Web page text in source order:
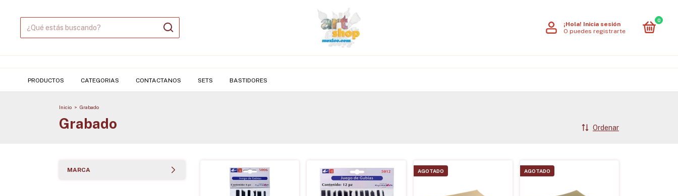
¡Hola! Inicia sesión
O puedes registrarte
0
PRODUCTOS CATEGORIAS CONTACTANOS SETS BASTIDORES
Inicio > Grabado
Grabado Ordenar
MARCA AGOTADO AGOTADO